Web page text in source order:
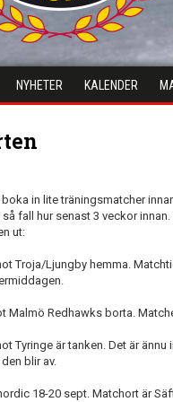
NYHETER KALENDER
in lite träningsmatcher
fall hur senast 3 veckor
ut:
Troja/Ljungby hemma.
Malmö Redhawks borta.
Tyringe är tanken. Det är
blir av.
18-20 sept. Matchort är